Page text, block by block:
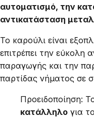
αυτοματισμό, την
αντικατάσταση
Το καρούλι είναι
επιτρέπει την
παραγωγής και την
παρτίδας νήματος σε
Προειδοποίηση:
κατάλληλο για